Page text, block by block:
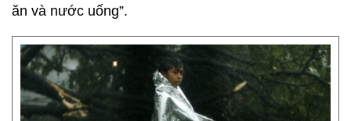
ăn và nước uống”.